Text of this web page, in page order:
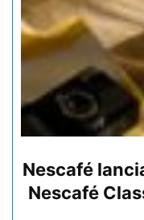
Nescafé
Nescafé